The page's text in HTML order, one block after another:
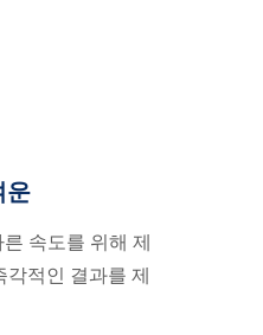
운
속도를 위해 제
적인 결과를 제